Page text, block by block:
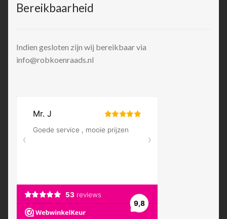
Bereikbaarheid
Indien gesloten zijn wij bereikbaar via
info@robkoenraads.nl